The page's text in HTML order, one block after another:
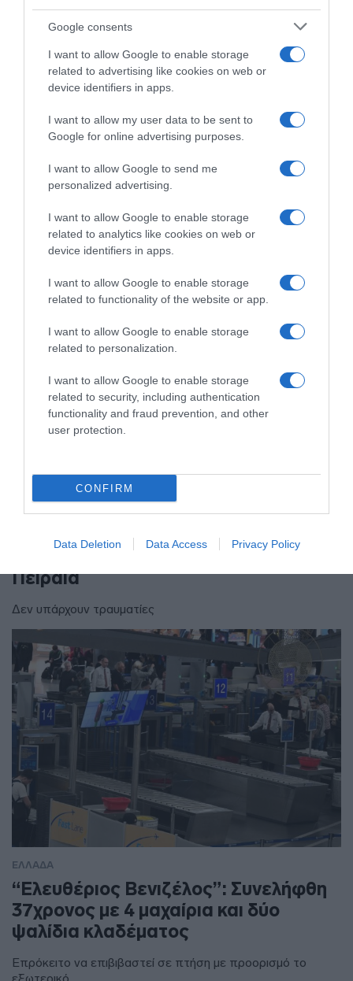
Google consents
I want to allow Google to enable storage
related to advertising like cookies on web or
device identifiers in apps.
I want to allow my user data to be sent to
Google for online advertising purposes.
I want to allow Google to send me
personalized advertising.
I want to allow Google to enable storage
related to analytics like cookies on web or
device identifiers in apps.
I want to allow Google to enable storage
related to functionality of the website or app.
I want to allow Google to enable storage
related to personalization.
I want to allow Google to enable storage
related to security, including authentication
functionality and fraud prevention, and other
user protection.
CONFIRM
Data Deletion Data Access Privacy Policy
Δείτε τις προσπάθειες χελώνας να
προειδοποίηση των κατοίκων (βίντεο)
Το ζώο δεν τα κατάφερε και αναμένεται να επιστρέψει
ΕΛΛΑΔΑ
Τροχαίο στον Κηφισό –
Καθυστερήσεις στο ρεύμα προς
Πειραιά
Δεν υπάρχουν τραυματίες
ΕΛΛΑΔΑ
“Ελευθέριος Βενιζέλος”: Συνελήφθη
37χρονος με 4 μαχαίρια και δύο
ψαλίδια κλαδέματος
Επρόκειτο να επιβιβαστεί σε πτήση με προορισμό το
εξωτερικό